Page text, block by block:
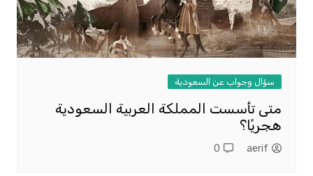
سؤال وجواب عن السعودية
متى تأسست المملكة العربية السعودية
هجريًا؟
aerif
0